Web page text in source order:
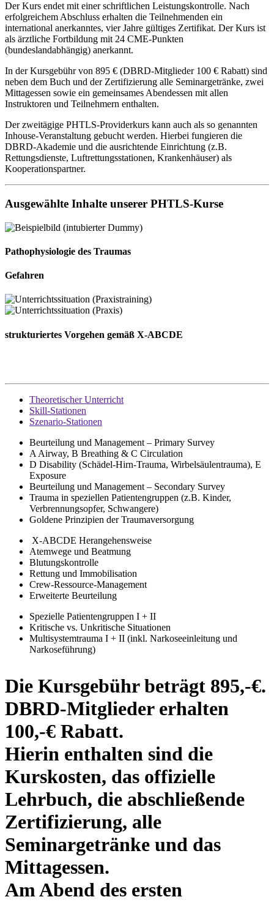
Der Kurs endet mit einer schriftlichen Leistungskontrolle. Nach
erfolgreichem Abschluss erhalten die Teilnehmenden ein
international anerkanntes, vier Jahre gültiges Zertifikat. Der Kurs ist
als ärztliche Fortbildung mit 24 CME-Punkten
(bundeslandabhängig) anerkannt.
In der Kursgebühr von 895 € (DBRD-Mitglieder 100 € Rabatt) sind
neben dem Buch und der Zertifizierung alle Seminargetränke, zwei
Mittagessen sowie ein gemeinsames Abendessen mit allen
Instruktoren und Teilnehmern enthalten.
Der zweitägige PHTLS-Providerkurs kann auch als so genannten
Inhouse-Veranstaltung gebucht werden. Hierbei fungieren die
DBRD-Akademie und die ausrichtende Einrichtung (z.B.
Rettungsdienste, Luftrettungsstationen, Krankenhäuser) als
Kooperationspartner.
Ausgewählte Inhalte unserer PHTLS-Kurse
Pathophysiologie des Traumas
Gefahren
strukturiertes Vorgehen gemäß X-ABCDE
Theoretischer Unterricht
Skill-Stationen
Szenario-Stationen
Beurteilung und Management – Primary Survey
A Airway, B Breathing & C Circulation
D Disability (Schädel-Hirn-Trauma, Wirbelsäulentrauma), E
Exposure
Beurteilung und Management – Secondary Survey
Trauma in speziellen Patientengruppen (z.B. Kinder,
Verbrennungsopfer, Schwangere)
Goldene Prinzipien der Traumaversorgung
X-ABCDE Herangehensweise
Atemwege und Beatmung
Blutungskontrolle
Rettung und Immobilisation
Crew-Ressource-Management
Erweiterte Beurteilung
Spezielle Patientengruppen I + II
Kritische vs. Unkritische Situationen
Multisystemtrauma I + II (inkl. Narkoseeinleitung und
Narkoseführung)
Die Kursgebühr beträgt 895,-€.
DBRD-Mitglieder erhalten
100,-€ Rabatt.
Hierin enthalten sind die
Kurskosten, das offizielle
Lehrbuch, die abschließende
Zertifizierung, alle
Seminargetränke und das
Mittagessen.
Am Abend des ersten